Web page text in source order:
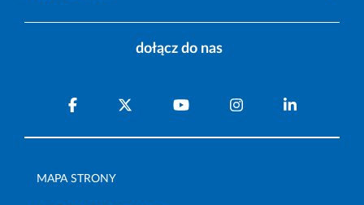
dołącz do nas
MAPA STRONY